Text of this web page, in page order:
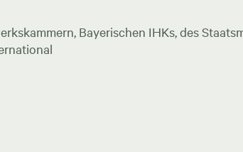
Bayerischen IHKs, des